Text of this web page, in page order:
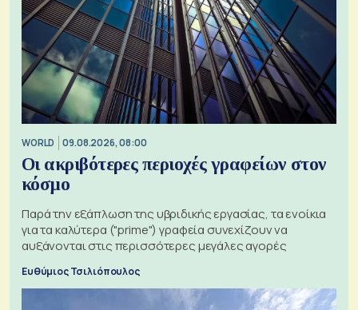
WORLD 09.08.2026, 08:00
Οι ακριβότερες περιοχές γραφείων στον
κόσμο
Παρά την εξάπλωση της υβριδικής εργασίας, τα ενοίκια
για τα καλύτερα ("prime") γραφεία συνεχίζουν να
αυξάνονται στις περισσότερες μεγάλες αγορές
Ευθύμιος Τσιλιόπουλος